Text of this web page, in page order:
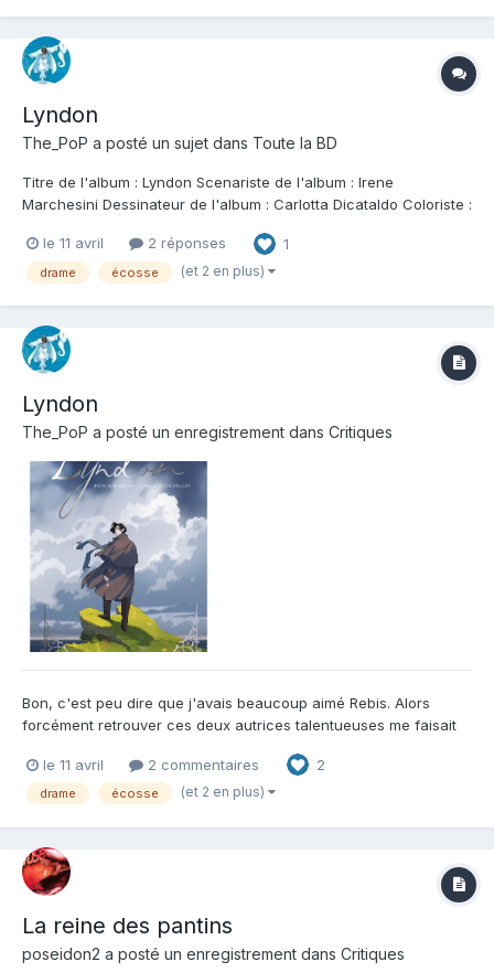
Lyndon
The_PoP a posté un sujet dans Toute la BD
Titre de l'album : Lyndon Scenariste de l'album : Irene
Marchesini Dessinateur de l'album : Carlotta Dicataldo Coloriste :
de l'album : Le nouveau roman graphique coup de coeur des
autrices de Rebis. Écosse....
le 11 avril 2 réponses 1
drame écosse (et 2 en plus)
Lyndon
The_PoP a posté un enregistrement dans Critiques
Bon, c'est peu dire que j'avais beaucoup aimé Rebis. Alors
forcément retrouver ces deux autrices talentueuses me faisait
vraiment pour moi à la base, n'étant pas plus féru que cela de
ce genre d'histoire et en ayant lu pas mal depuis quelque...
le 11 avril 2 commentaires 2
drame écosse (et 2 en plus)
La reine des pantins
poseidon2 a posté un enregistrement dans Critiques